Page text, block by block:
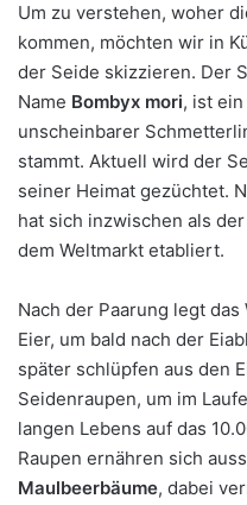
Um zu verstehen, woher
kommen, möchten wir in
der Seide skizzieren. Der
Name Bombyx mori, ist
unscheinbarer
stammt. Aktuell wird der
seiner Heimat gezüchtet.
hat sich inzwischen als
dem Weltmarkt etabliert.
Nach der Paarung legt
Eier, um bald nach der
später schlüpfen aus den
Seidenraupen, um im
langen Lebens auf das
Raupen ernähren sich
Maulbeerbäume, dabei